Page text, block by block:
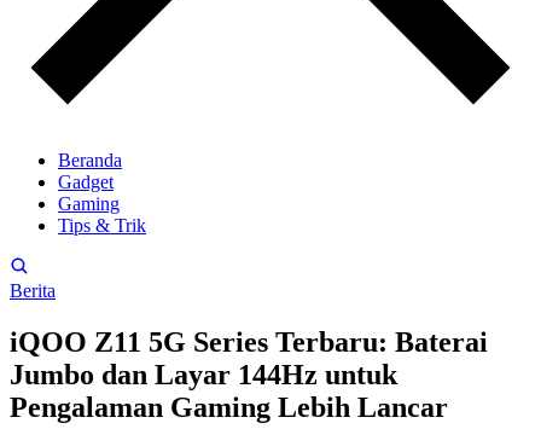
Beranda
Gadget
Gaming
Tips & Trik
Berita
iQOO Z11 5G Series Terbaru: Baterai
Jumbo dan Layar 144Hz untuk
Pengalaman Gaming Lebih Lancar